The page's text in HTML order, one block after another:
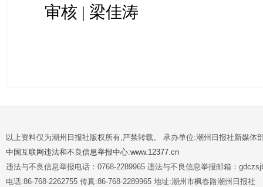
审核 | 梁佳涛
以上资料仅为潮州日报社版权所有,严禁转载。 承办单位:潮州日报社新媒体
中国互联网违法和不良信息举报中心:www.12377.cn
违法与不良信息举报电话：0768-2289965 违法与不良信息举报邮箱：
电话:86-768-2262755 传真:86-768-2289965 地址:潮州市枫春路潮州日报社